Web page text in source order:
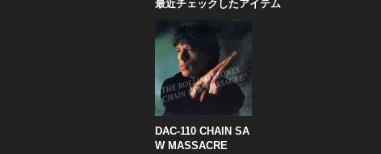
最近チェックしたアイテム
DAC-110 CHAIN SA
W MASSACRE